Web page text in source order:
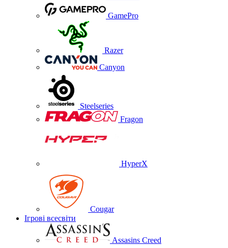
GamePro
Razer
Canyon
Steelseries
Fragon
HyperX
Cougar
Ігрові всесвіти
Assasins Creed